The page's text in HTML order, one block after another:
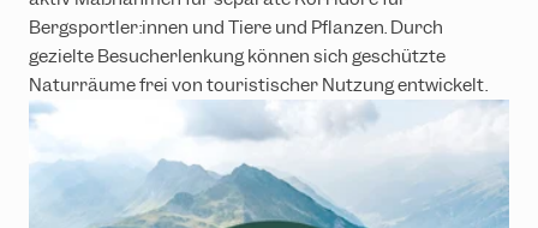
Bergsportler:innen und Tiere und Pflanzen. Durch
gezielte Besucherlenkung können sich geschützte
Naturräume frei von touristischer Nutzung entwickelt.